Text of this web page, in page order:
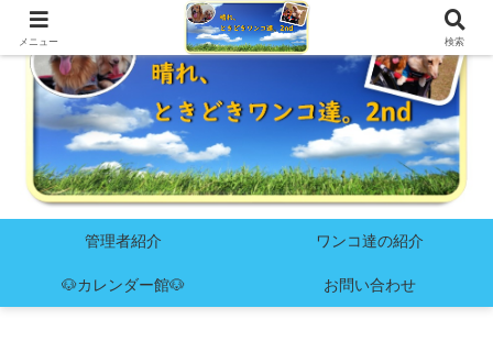
管理者紹介 ワンコ達の紹介
🐶カレンダー館🐶 お問い合わせ
メニュー 検索